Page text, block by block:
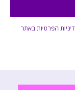
הפרטיות באתר